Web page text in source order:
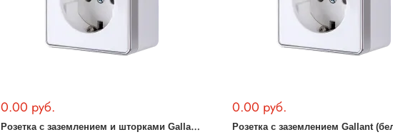
0.00 руб.
Р
озетка с заземлением и шторками Gallant (белая) WL15-02-02
0.00 руб.